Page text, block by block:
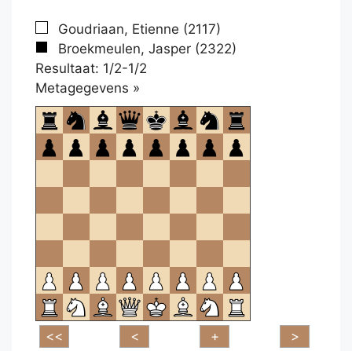
Goudriaan, Etienne (2117)
Broekmeulen, Jasper (2322)
Resultaat: 1/2-1/2
Metagegevens »
om
te
openen.